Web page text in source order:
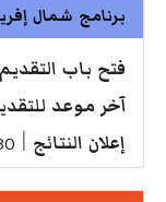
برنامج شمال
فتح باب التقديم
آخر موعد
إعلان النتائج / 2024